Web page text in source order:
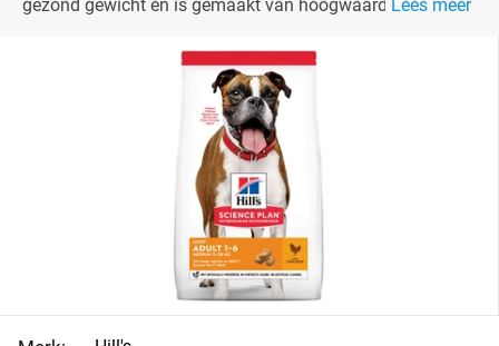
gezond gewicht en is gemaakt van hoogwaardigeLees meer